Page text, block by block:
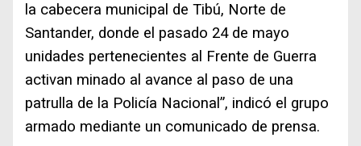
la cabecera municipal de Tibú, Norte de
Santander, donde el pasado 24 de mayo
unidades pertenecientes al Frente de Guerra
activan minado al avance al paso de una
patrulla de la Policía Nacional”, indicó el grupo
armado mediante un comunicado de prensa.